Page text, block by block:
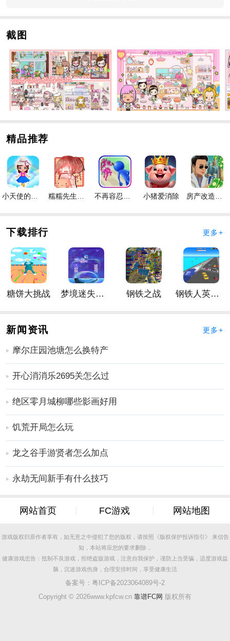
1、在
五星级酒店，进入一个独特的度假村。
2、完美的设计风格和独特的画面感，让每个玩家看起来
更加精致，享受最佳体验。
3、解锁不同的场景，拍下珍贵的照片，留下纪念品，分
享给朋友，度过一个美好的假期。
1、大量好玩又有教育意义的挑战和娱乐过程会让你更加
沉迷，感受到手游中最独特的乐趣。
2、完美的设计风格和独特的画面感，让每个玩家看起来
更加精致，享受最佳体验。
3、你可以把这家特色酒店的外观和服务体验做得更完
托卡迷你城堡大酒店怎么联机
中发现不一样的手游场景。
2、酒店主题的
角色扮演手游，探索更多地图场景，随心
享受无限惊喜，带来更多快乐。
3、解锁更多场景，在酒店游泳池洗澡，拍出美丽的照
的挑战和任务。
截图
精品推荐
小天使的冒险手游 糯糯先生的面包店手游 不再容忍手游 小猪爱消除 房产改造王游戏手机版手游
下载排行 更多+
糖饼大挑战 梦境迷失星辰 钢铁之战 钢铁人英雄3D
新闻资讯 更多+
摩尔庄园池塘怎么换特产
开心消消乐2695关怎么过
绝区零月城柳哪些影画好用
饥荒开局怎么玩
龙之谷手游贤者怎么加点
永劫无间新手有什么技巧
网站首页 FC游戏 网站地图
游戏版权归原作者享有，如无意之中侵犯了您的版权，请按照《版权保护投诉指引》 来信告
知，本站将应您的要求删除，
健康游戏忠告：抵制不良游戏，拒绝盗版游戏，注意自我保护，谨防上当受骗，适度游戏益
脑，沉迷游戏伤身，合理安排时间，享受健康生活
备案号： 粤ICP备2023064089号-2
Copyright © 2026www.kpfcw.cn 靠谱FC网 版权所有